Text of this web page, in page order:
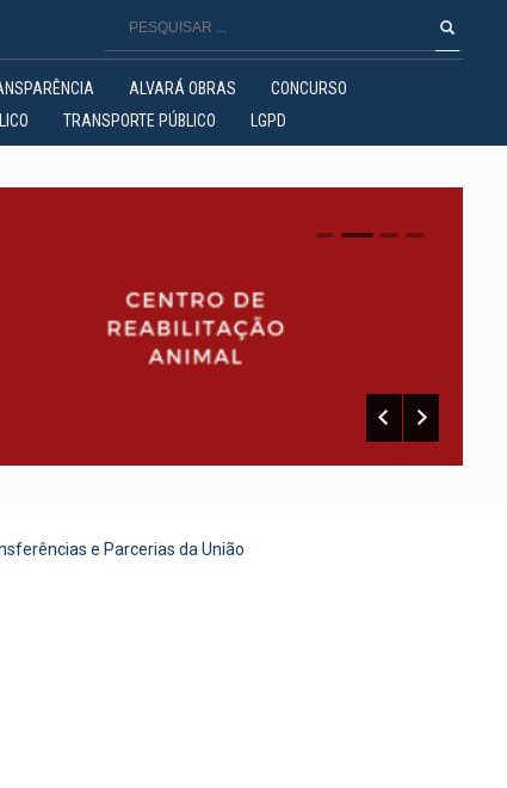
ALVARÁ OBRAS
CONCURSO
TRANSPORTE PÚBLICO LGPD
0 1 2
e Parcerias da União